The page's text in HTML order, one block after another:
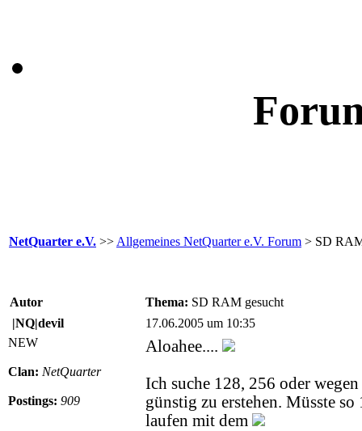
NetQuarter e.V. >> Allgemeines NetQuarter e.V. Forum > SD
Autor Thema: SD RAM gesucht
|NQ|devil
17.06.2005 um 10:35
NEW
Clan: NetQuarter
Postings: 909
Aloahee....
Ich suche 128, 256 oder
günstig zu erstehen. Müsste
laufen mit dem